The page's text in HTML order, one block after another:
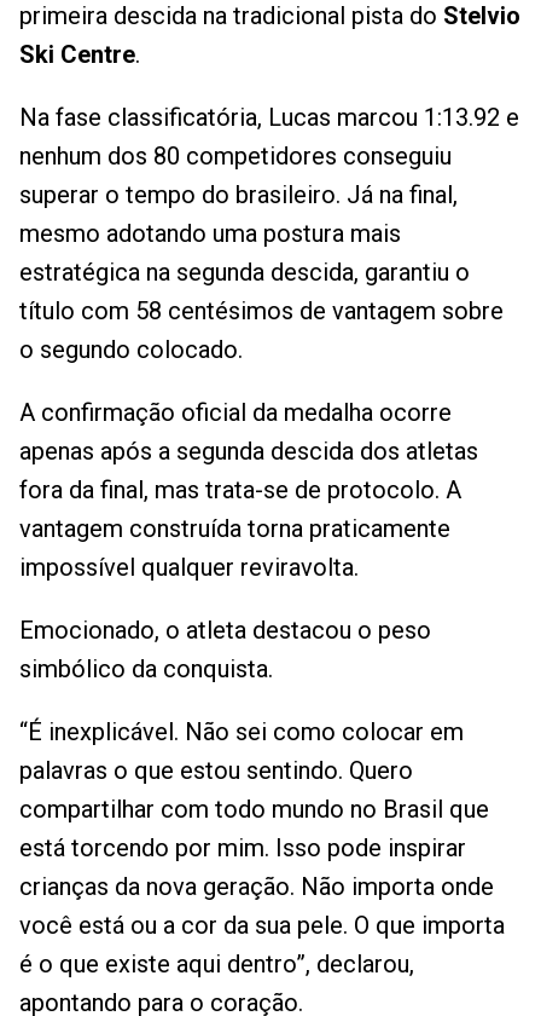
primeira descida na tradicional pista do Stelvio
Ski Centre.
Na fase classificatória, Lucas marcou 1:13.92 e
nenhum dos 80 competidores conseguiu
superar o tempo do brasileiro. Já na final,
mesmo adotando uma postura mais
estratégica na segunda descida, garantiu o
título com 58 centésimos de vantagem sobre
o segundo colocado.
A confirmação oficial da medalha ocorre
apenas após a segunda descida dos atletas
fora da final, mas trata-se de protocolo. A
vantagem construída torna praticamente
impossível qualquer reviravolta.
Emocionado, o atleta destacou o peso
simbólico da conquista.
“É inexplicável. Não sei como colocar em
palavras o que estou sentindo. Quero
compartilhar com todo mundo no Brasil que
está torcendo por mim. Isso pode inspirar
crianças da nova geração. Não importa onde
você está ou a cor da sua pele. O que importa
é o que existe aqui dentro”, declarou,
apontando para o coração.